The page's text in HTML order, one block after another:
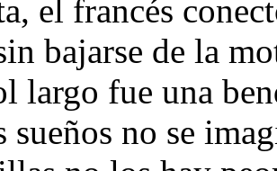
el francés
bajarse de la
largo fue una
sueños no se